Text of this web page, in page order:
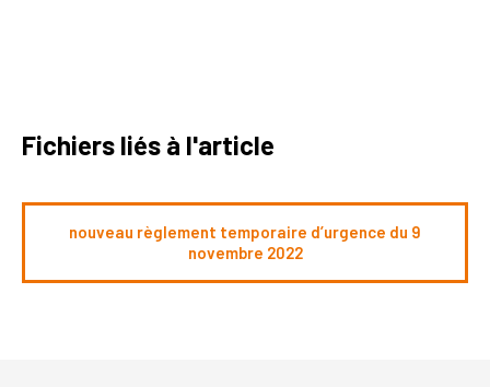
Fichiers liés à l'article
nouveau règlement temporaire d’urgence du 9
novembre 2022